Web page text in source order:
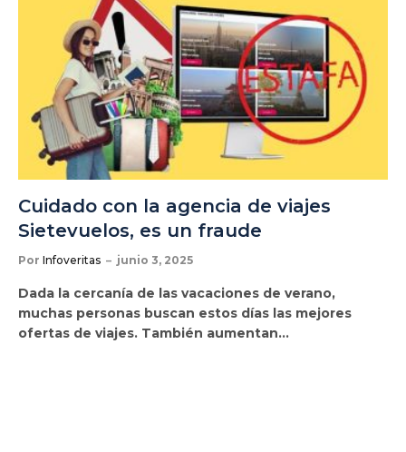
Cuidado con la agencia de viajes
Sietevuelos, es un fraude
Por Infoveritas junio 3, 2025
Dada la cercanía de las vacaciones de verano,
muchas personas buscan estos días las mejores
ofertas de viajes. También aumentan…